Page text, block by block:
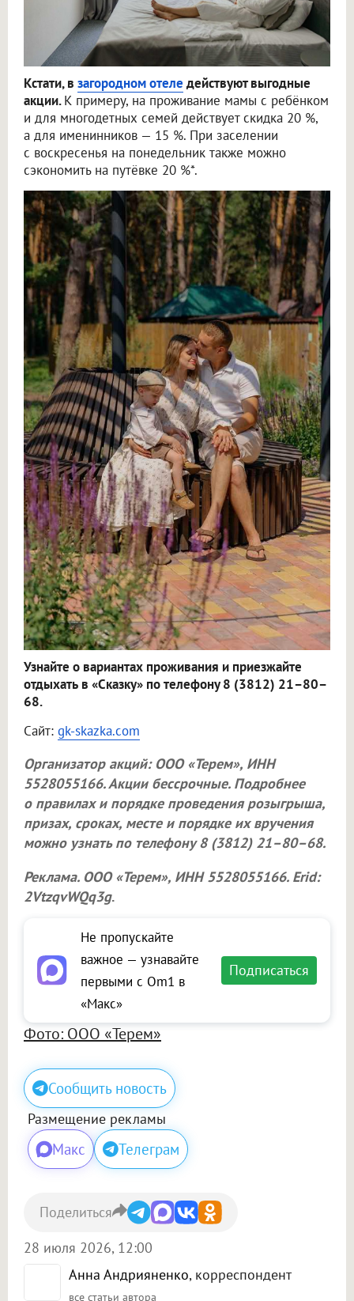
Кстати, в загородном отеле действуют выгодные
акции.К примеру, на проживание мамы с ребёнком
и для многодетных семей действует скидка 20 %,
а для именинников — 15 %. При заселении
с воскресенья на понедельник также можно
сэкономить на путёвке 20 %*.
Узнайте о вариантах проживания и приезжайте
отдыхать в «Сказку» по телефону 8 (3812) 21–80–
68.
Сайт: gk-skazka.com
Организатор акций: ООО «Терем», ИНН
5528055166. Акции бессрочные. Подробнее
о правилах и порядке проведения розыгрыша,
призах, сроках, месте и порядке их вручения
можно узнать по телефону 8 (3812) 21–80–68.
Реклама. ООО «Терем», ИНН 5528055166. Erid:
2VtzqvWQq3g.
Не пропускайте
важное — узнавайте
первыми с Om1 в
«Макс»
Подписаться
Фото: ООО «Терем»
Сообщить новость
Размещение рекламы
Макс Телеграм
Анна Андрияненко, корреспондент
все статьи автора
28 июля 2026, 12:00
Поделиться